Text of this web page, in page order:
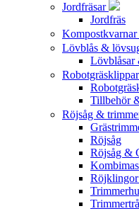
Jordfräsar
Jordfräs
Kompostkvarnar
Lövblås &
Lövblåsar
Tillbehör
Röjsåg &
Röjsåg
Röjsåg &